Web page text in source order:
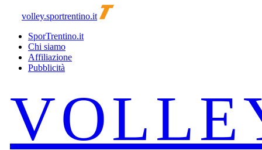
volley.sportrentino.it
SporTrentino.it
Chi siamo
Affiliazione
Pubblicità